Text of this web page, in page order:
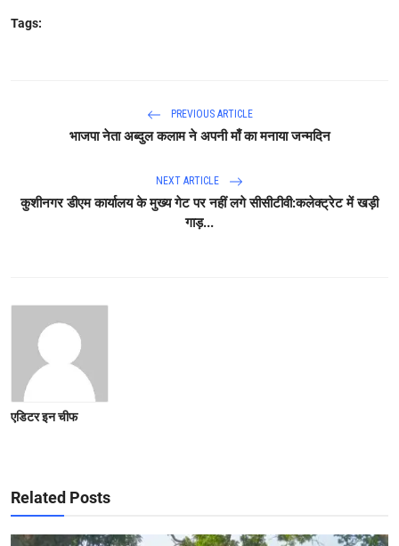
Tags:
PREVIOUS ARTICLE
भाजपा नेता अब्दुल कलाम ने अपनी माँ का मनाया जन्मदिन
NEXT ARTICLE
कुशीनगर डीएम कार्यालय के मुख्य गेट पर नहीं लगे सीसीटीवी:कलेक्ट्रेट में खड़ी
गाड़...
एडिटर इन चीफ
Related Posts